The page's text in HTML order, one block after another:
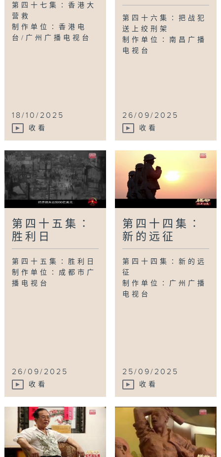
第四十七集∶香港大
营救
制作单位∶香港电
台/广州广播电视台
18/10/2025
收看
第四十六集∶把战犯
送上绞刑架
制作单位∶南昌广播
电视台
26/09/2025
收看
第四十五集∶
胜利日
第四十五集∶胜利日
制作单位∶成都市广
播电视台
26/09/2025
收看
第四十四集∶
新的远征
第四十四集∶新的远
征
制作单位∶广州广播
电视台
25/09/2025
收看